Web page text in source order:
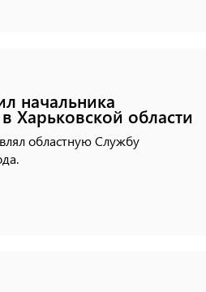
начальника
Харьковской области
областную Службу